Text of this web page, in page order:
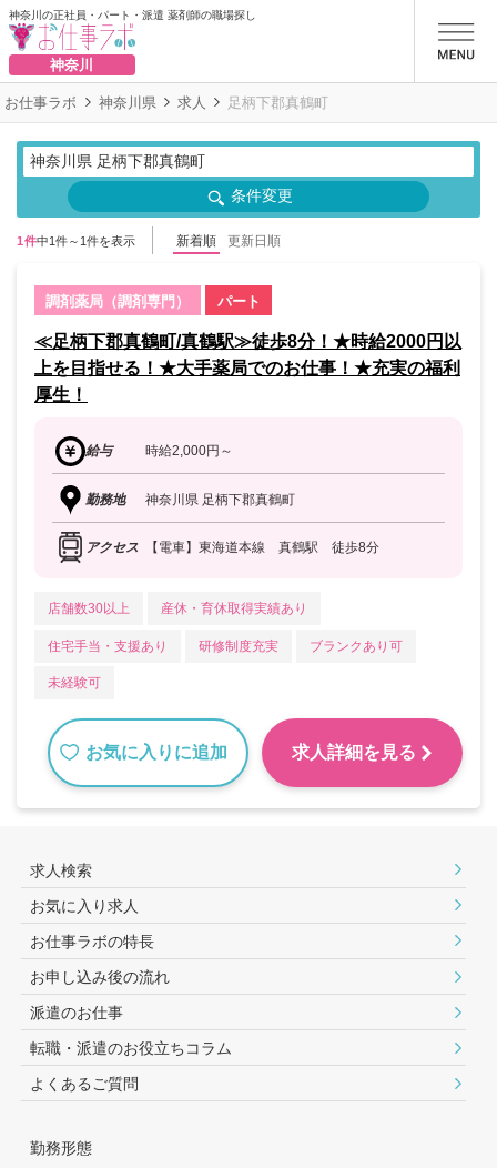
神奈川の正社員・パート・派遣 薬剤師の職場探し
神奈川
お仕事ラボ 神奈川県 求人 足柄下郡真鶴町
神奈川県 足柄下郡真鶴町
条件変更
1件中1件～1件を表示 新着順 更新日順
調剤薬局（調剤専門） パート
≪足柄下郡真鶴町/真鶴駅≫徒歩8分！★時給2000円以
上を目指せる！★大手薬局でのお仕事！★充実の福利
厚生！
給与 時給2,000円～
勤務地 神奈川県 足柄下郡真鶴町
アクセス 【電車】東海道本線 真鶴駅 徒歩8分
店舗数30以上 産休・育休取得実績あり
住宅手当・支援あり 研修制度充実 ブランクあり可
未経験可
お気に入りに追加 求人詳細を見る
求人検索
お気に入り求人
お仕事ラボの特長
お申し込み後の流れ
派遣のお仕事
転職・派遣のお役⽴ちコラム
よくあるご質問
勤務形態